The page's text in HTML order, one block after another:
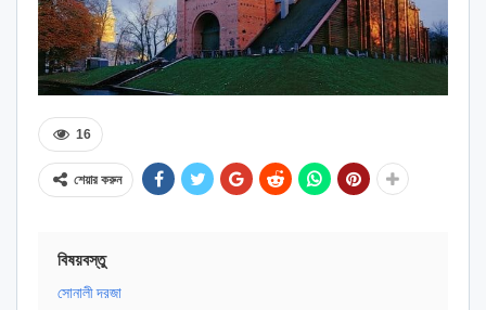
16
শেয়ার করুন
বিষয়বস্তু
সোনালী দরজা